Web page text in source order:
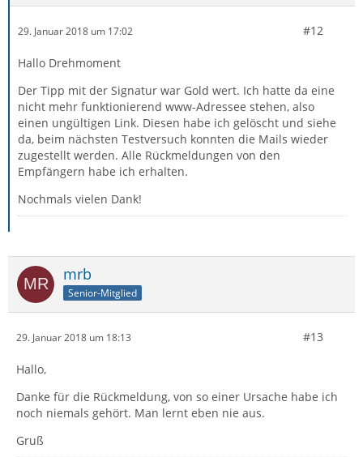
29. Januar 2018 um 17:02 #12
Hallo Drehmoment
Der Tipp mit der Signatur war Gold wert. Ich hatte da eine
nicht mehr funktionierend www-Adressee stehen, also
einen ungültigen Link. Diesen habe ich gelöscht und siehe
da, beim nächsten Testversuch konnten die Mails wieder
zugestellt werden. Alle Rückmeldungen von den
Empfängern habe ich erhalten.
Nochmals vielen Dank!
mrb
Senior-Mitglied
29. Januar 2018 um 18:13 #13
Hallo,
Danke für die Rückmeldung, von so einer Ursache habe ich
noch niemals gehört. Man lernt eben nie aus.
Gruß